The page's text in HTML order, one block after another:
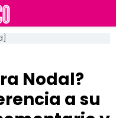
Nodal?
a su